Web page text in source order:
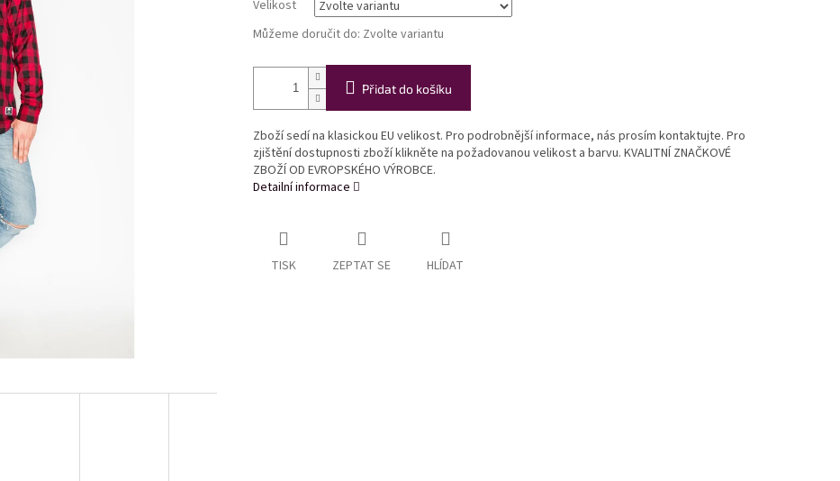
Velikost
Můžeme doručit do: Zvolte variantu
Přidat do košíku
Zboží sedí na klasickou EU velikost. Pro podrobnější informace, nás prosím kontaktujte. Pro
zjištění dostupnosti zboží klikněte na požadovanou velikost a barvu. KVALITNÍ ZNAČKOVÉ
ZBOŽÍ OD EVROPSKÉHO VÝROBCE.
Detailní informace
TISK ZEPTAT SE HLÍDAT